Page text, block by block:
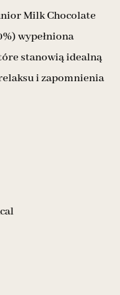
Milk Chocolate
wypełniona
stanowią idealną
i zapomnienia